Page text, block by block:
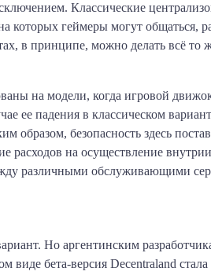
Классические
которых геймеры могут общаться,
в принципе, можно делать всё то
на модели, когда игровой
ее падения в классическом
безопасность здесь
расходов на осуществление
различными обслуживающими
Но аргентинским
бета-версия Decentraland стала